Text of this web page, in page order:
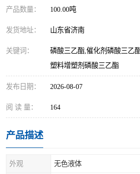
产品数量： 100.00吨
发货地址： 山东省济南
关键词：
磷酸三乙酯,催化剂磷酸三乙
塑料增塑剂磷酸三乙酯
发布日期： 2026-08-07
阅 读 量： 164
产品描述
外观 无色液体
烷烃化工原料
水处理助剂